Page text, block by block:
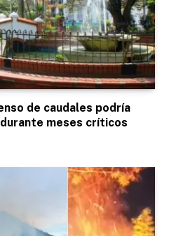
de caudales podría
meses críticos